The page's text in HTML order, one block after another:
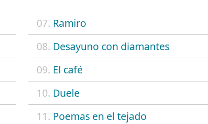
07. Ramiro
08. Desayuno con diamantes
09. El café
10. Duele
11. Poemas en el tejado